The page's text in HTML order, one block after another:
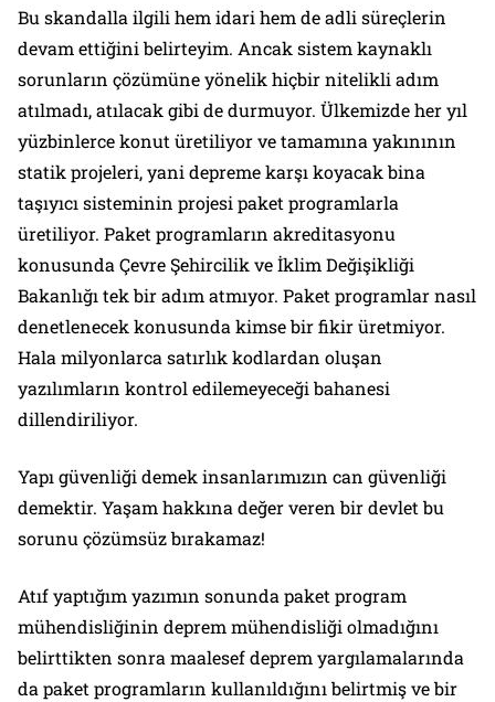
Bu skandalla ilgili hem idari hem de adli süreçlerin
devam ettiğini belirteyim. Ancak sistem kaynaklı
sorunların çözümüne yönelik hiçbir nitelikli adım
atılmadı, atılacak gibi de durmuyor. Ülkemizde her yıl
yüzbinlerce konut üretiliyor ve tamamına yakınının
statik projeleri, yani depreme karşı koyacak bina
taşıyıcı sisteminin projesi paket programlarla
üretiliyor. Paket programların akreditasyonu
konusunda Çevre Şehircilik ve İklim Değişikliği
Bakanlığı tek bir adım atmıyor. Paket programlar nasıl
denetlenecek konusunda kimse bir fikir üretmiyor.
Hala milyonlarca satırlık kodlardan oluşan
yazılımların kontrol edilemeyeceği bahanesi
dillendiriliyor.
Yapı güvenliği demek insanlarımızın can güvenliği
demektir. Yaşam hakkına değer veren bir devlet bu
sorunu çözümsüz bırakamaz!
Atıf yaptığım yazımın sonunda paket program
mühendisliğinin deprem mühendisliği olmadığını
belirttikten sonra maalesef deprem yargılamalarında
da paket programların kullanıldığını belirtmiş ve bir